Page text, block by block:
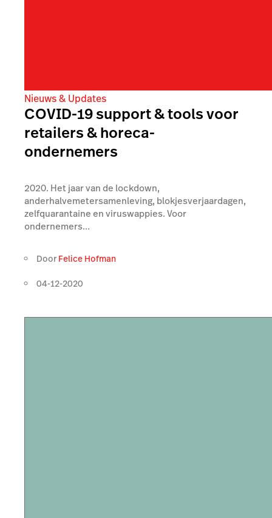
Nieuws & Updates
COVID-19 support & tools voor
retailers & horeca-
ondernemers
2020. Het jaar van de lockdown,
anderhalvemetersamenleving, blokjesverjaardagen,
zelfquarantaine en viruswappies. Voor
ondernemers...
Door Felice Hofman
04-12-2020